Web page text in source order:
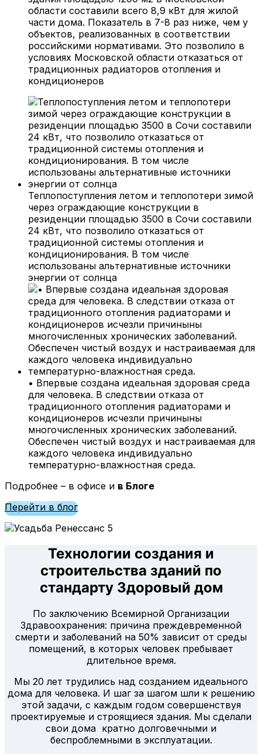
области составили всего 8,9 кВт для жилой
части дома. Показатель в 7-8 раз ниже, чем у
объектов, реализованных в соответствии
российскими нормативами. Это позволило в
условиях Московской области отказаться от
традиционных радиаторов отопления и
кондиционеров
Теплопоступления летом и теплопотери зимой
через ограждающие конструкции в
резиденции площадью 3500 в Сочи составили
24 кВт, что позволило отказаться от
традиционной системы отопления и
кондиционирования. В том числе
использованы альтернативные источники
энергии от солнца
• Впервые создана идеальная здоровая среда
для человека. В следствии отказа от
традиционного отопления радиаторами и
кондиционеров исчезли причиныны
многочисленных хронических заболеваний.
Обеспечен чистый воздух и настраиваемая для
каждого человека индивидуально
температурно-влажностная среда.
Подробнее – в офисе и в Блоге
Перейти в блог
Технологии создания и
строительства зданий по
стандарту Здоровый дом
По заключению Всемирной Организации
Здравоохранения: причина преждевременной
смерти и заболеваний на 50% зависит от среды
помещений, в которых человек пребывает
длительное время.
Мы 20 лет трудились над созданием идеального
дома для человека. И шаг за шагом шли к решению
этой задачи, с каждым годом совершенствуя
проектируемые и строящиеся здания. Мы сделали
свои дома кратно долговечными и
беспроблемными в эксплуатации.